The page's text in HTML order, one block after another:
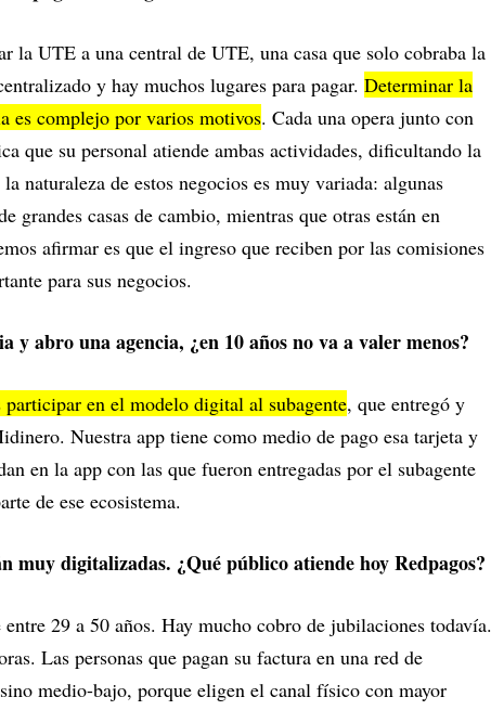
la UTE a una central de UTE, una casa que solo cobraba la
y hay muchos lugares para pagar. Determinar la
es complejo por varios motivos. Cada una opera junto con
que su personal atiende ambas actividades, dificultando la
naturaleza de estos negocios es muy variada: algunas
grandes casas de cambio, mientras que otras están en
afirmar es que el ingreso que reciben por las comisiones
para sus negocios.
y abro una agencia, ¿en 10 años no va a valer menos?
participar en el modelo digital al subagente, que entregó y
Nuestra app tiene como medio de pago esa tarjeta y
en la app con las que fueron entregadas por el subagente
de ese ecosistema.
muy digitalizadas. ¿Qué público atiende hoy Redpagos?
29 a 50 años. Hay mucho cobro de jubilaciones todavía.
Las personas que pagan su factura en una red de
medio-bajo, porque eligen el canal físico con mayor